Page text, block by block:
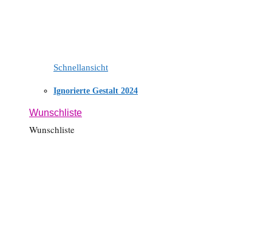
Schnellansicht
Ignorierte Gestalt 2024
Wunschliste
Wunschliste